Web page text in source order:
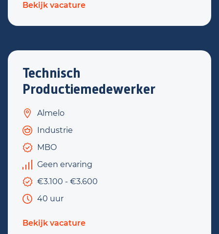
Bekijk vacature
Technisch
Productiemedewerker
Almelo
Industrie
MBO
Geen ervaring
€3.100 - €3.600
40 uur
Bekijk vacature